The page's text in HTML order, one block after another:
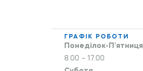
ГРАФІК РОБОТИ
Понеділок-П’ятниця
8.00 – 17.00